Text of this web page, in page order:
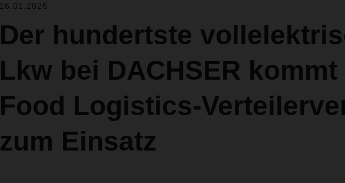
16.01.2025
Der hundertste
Lkw bei DACHSER kommt
Food Logistics-
zum Einsatz